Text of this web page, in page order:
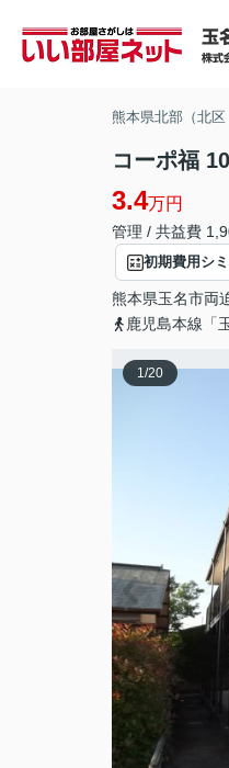
熊本県北部（北
コーポ福
3.4万円
管理 / 共益費
初期費用シ
熊本県玉名市両
鹿児島本線「
1/20